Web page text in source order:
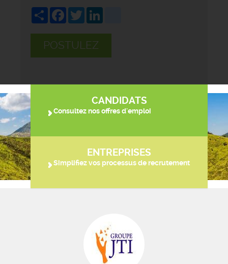
ShareFacebook
Twitter
POSTULEZ
CANDIDATS
Consultez nos offres d'emploi
ENTREPRISES
Simplifiez vos processus de recrutement